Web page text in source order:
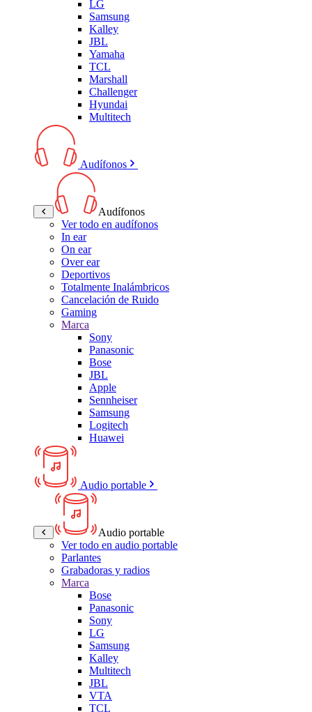
LG
Samsung
Kalley
JBL
Yamaha
TCL
Marshall
Challenger
Hyundai
Multitech
Audífonos
Audífonos
Ver todo en audífonos
In ear
On ear
Over ear
Deportivos
Totalmente Inalámbricos
Cancelación de Ruido
Gaming
Marca
Sony
Panasonic
Bose
JBL
Apple
Sennheiser
Samsung
Logitech
Huawei
Audio portable
Audio portable
Ver todo en audio portable
Parlantes
Grabadoras y radios
Marca
Bose
Panasonic
Sony
LG
Samsung
Kalley
Multitech
JBL
VTA
TCL